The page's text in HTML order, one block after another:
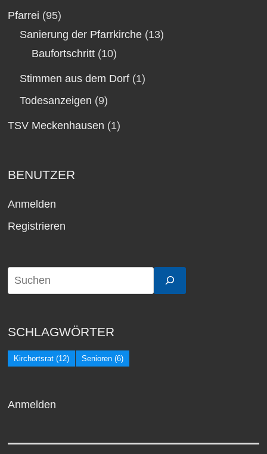
Pfarrei (95)
Sanierung der Pfarrkirche (13)
Baufortschritt (10)
Stimmen aus dem Dorf (1)
Todesanzeigen (9)
TSV Meckenhausen (1)
BENUTZER
Anmelden
Registrieren
SCHLAGWÖRTER
Kirchortsrat (12) Senioren (6)
Anmelden